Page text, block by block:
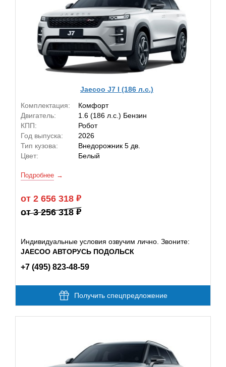
Jaecoo J7 I (186 л.с.)
Комплектация:
Комфорт
Двигатель:
1.6 (186 л.с.) Бензин
КПП:
Робот
Год выпуска:
2026
Тип кузова:
Внедорожник 5 дв.
Цвет:
Белый
Подробнее
от 2 656 318
от 3 256 318
Индивидуальные условия озвучим лично. Звоните:
JAECOO АВТОРУСЬ ПОДОЛЬСК
+7 (495) 823-48-59
Получить спецпредложение